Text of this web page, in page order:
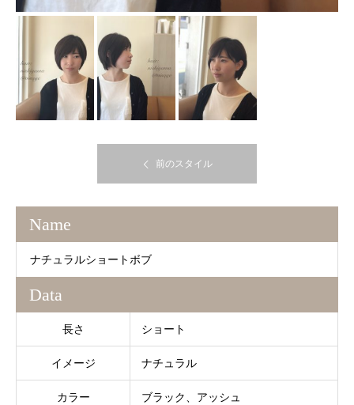
前のスタイル
Name
ナチュラルショートボブ
Data
長さ ショート
イメージ ナチュラル
カラー ブラック、アッシュ